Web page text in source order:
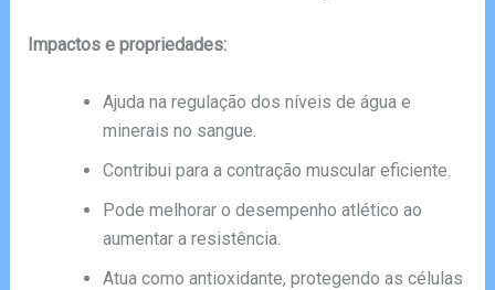
Impactos e propriedades:
Ajuda na regulação dos níveis de água e
minerais no sangue.
Contribui para a contração muscular eficiente.
Pode melhorar o desempenho atlético ao
aumentar a resistência.
Atua como antioxidante, protegendo as células